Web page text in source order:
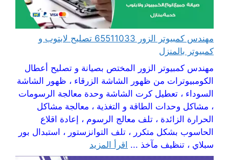
مهندس كمبيوتر الزور 65511033 تصليح لابتوب و
كمبيوتر بالمنزل
مهندس كمبيوتر الزور المختص بصيانة و تصليح أعطال
الكومبيوترات من ظهور الشاشة الزرقاء ، ظهور الشاشة
السوداء ، تعطيل كرت الشاشة وحدة معالجة الرسومات
، مشاكل وحدات الطاقة و التغذية ، معالجة مشاكل
الحرارة الزائدة ، تلف معالج الرسوم ، إعادة اقلاع
الحاسوب بشكل متكرر ، تلف التوانزستور ، استبدال بور
سبلاي ، تنظيف مآخذ ... اقرأ المزيد